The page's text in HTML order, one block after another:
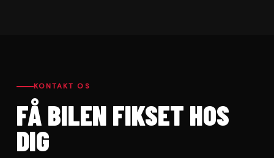
KONTAKT OS
FÅ BILEN FIKSET HOS
DIG